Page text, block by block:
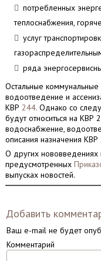
потребленных
теплоснабжения,
услуг
ряда
Остальные
водоотведение и
КВР 244.Однако со
будут относиться на КВР
водоснабжение,
описания назначения КВР
О других нововведениях
предусмотренных
выпусках новостей.
Добавить
Ваш e-mail не будет
Комментарий